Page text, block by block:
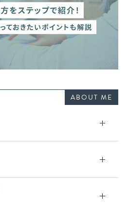
ABOUT ME